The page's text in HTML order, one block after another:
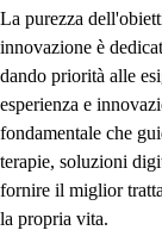
La purezza
innovazione è
dando priorità alle
esperienza e
fondamentale che
terapie, soluzioni
fornire il miglior
la propria vita.